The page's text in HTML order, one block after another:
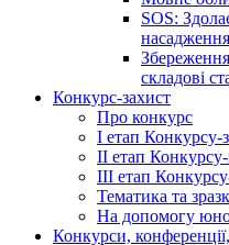
SOS:
складові
Конкурс-захист
Про конкурс
І етап
ІІ етап
ІІІ етап
Тематика та
На допомогу
Конкурси,